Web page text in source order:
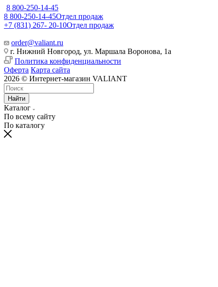
8 800-250-14-45
8 800-250-14-45Отдел продаж
+7 (831) 267- 20-10Отдел продаж
order@valiant.ru
г. Нижний Новгород, ул. Маршала Воронова, 1а
Политика конфиденциальности
Оферта Карта сайта
2026 © Интернет-магазин VALIANT
Найти
Каталог
По всему сайту
По каталогу